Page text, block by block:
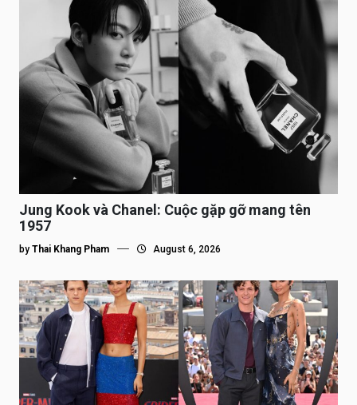
Jung Kook và Chanel: Cuộc gặp gỡ mang tên
1957
by Thai Khang Pham August 6, 2026